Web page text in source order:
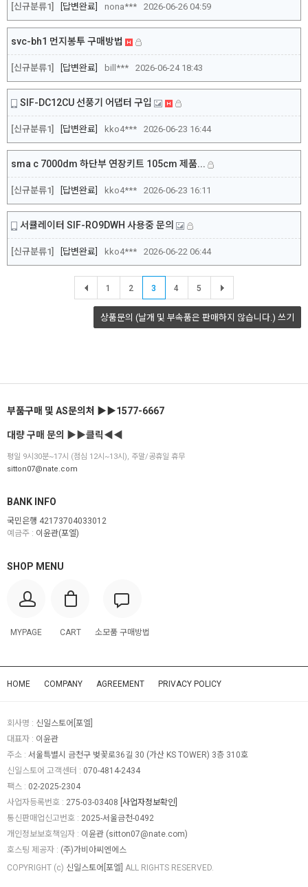
답변완료
[신규분류1] nona*** 2026-06-26 04:59
답변완료
[신규분류1]
svc-bh1 먼지봉투 구매방법
bill*** 2026-06-24 18:43
답변완료
[신규분류1]
SIF-DC12CU 선풍기 어댑터 구입
kko4*** 2026-06-23 16:44
답변완료
[신규분류1]
sma c 7000dm 하단부 연장키트 105cm 제품...
kko4*** 2026-06-23 16:11
답변완료
[신규분류1]
서큘레이터 SIF-RO9DWH 사용중 문의
kko4*** 2026-06-22 06:44
1 2 3 4 5
상품문의 (날개 및 부속품은 판매하지 않습니다.) 쓰기
부품구매 및 AS문의처 ▶▶1577-6667
대량 구매 문의 ▶▶클릭◀◀
평일 9시30분~17시 (점심 12시~13시), 주말/공휴일 휴무
sitton07@nate.com
BANK INFO
국민은행 42173704033012
예금주 : 이윤관(포엘)
SHOP MENU
MYPAGE CART 소모품 구매방법
HOME COMPANY AGREEMENT PRIVACY POLICY
회사명 : 신일스토어[포엘]
대표자 : 이윤관
주소 : 서울특별시 금천구 벚꽃로36길 30 (가산 KS TOWER) 3층 310호
신일스토어 고객센터 : 070-4814-2434
팩스 : 02-2025-2304
사업자등록번호 : 275-03-03408 [사업자정보확인]
통신판매업신고번호 : 2025-서울금천-0492
개인정보보호책임자 : 이윤관 (sitton07@nate.com)
호스팅 제공자 : (주)가비아씨엔에스
COPYRIGHT (c) 신일스토어[포엘] ALL RIGHTS RESERVED.